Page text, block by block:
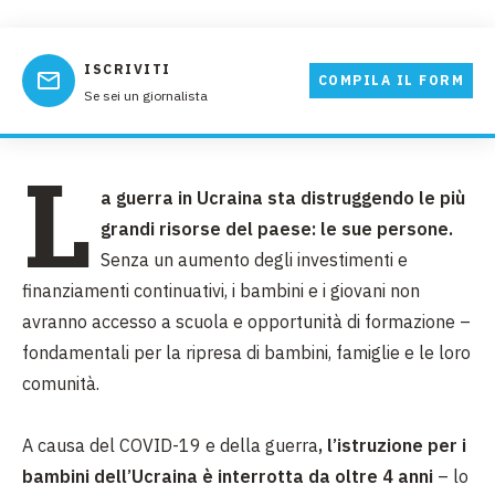
ISCRIVITI
Se sei un giornalista
COMPILA IL FORM
L a guerra in Ucraina sta distruggendo le più
grandi risorse del paese: le sue persone.
Senza un aumento degli investimenti e
finanziamenti continuativi, i bambini e i giovani non
avranno accesso a scuola e opportunità di formazione –
fondamentali per la ripresa di bambini, famiglie e le loro
comunità.
A causa del COVID-19 e della guerra, l’istruzione per i
bambini dell’Ucraina è interrotta da oltre 4 anni – lo